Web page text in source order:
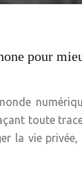
pour
toute
la vie privée,